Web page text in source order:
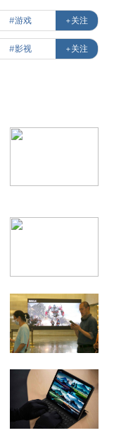
#游戏 +关注
#影视 +关注